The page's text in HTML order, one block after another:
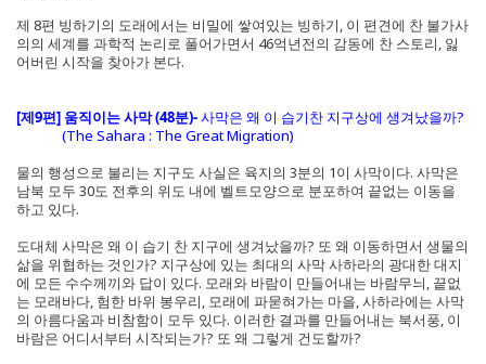
제 8편 빙하기의 도래에서는 비밀에 쌓여있는 빙하기, 이 편견에 찬 불가사
의의 세계를 과학적 논리로 풀어가면서 46억년전의 감동에 찬 스토리, 잃
어버린 시작을 찾아가 본다.
[제9편] 움직이는 사막 (48분)-사막은 왜 이 습기찬 지구상에 생겨났을까?
(The Sahara : The Great Migration)
물의 행성으로 불리는 지구도 사실은 육지의 3분의 1이 사막이다. 사막은
남북 모두 30도 전후의 위도 내에 벨트모양으로 분포하여 끝없는 이동을
하고 있다.
도대체 사막은 왜 이 습기 찬 지구에 생겨났을까? 또 왜 이동하면서 생물의
삶을 위협하는 것인가? 지구상에 있는 최대의 사막 사하라의 광대한 대지
에 모든 수수께끼와 답이 있다. 모래와 바람이 만들어내는 바람무늬, 끝없
는 모래바다, 험한 바위 봉우리, 모래에 파묻혀가는 마을, 사하라에는 사막
의 아름다움과 비참함이 모두 있다. 이러한 결과를 만들어내는 북서풍, 이
바람은 어디서부터 시작되는가? 또 왜 그렇게 건도할까?